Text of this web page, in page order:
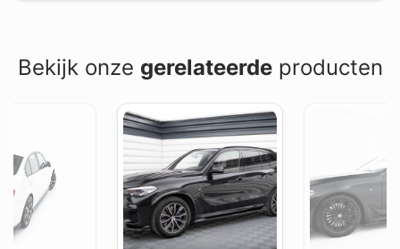
Bekijk onze gerelateerdeproducten